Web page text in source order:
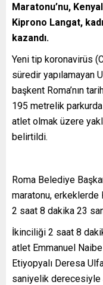
Maratonu’nu,
Kiprono Langat,
kazandı.
Yeni tip koronavirüs
süredir yapılamayan
başkent Roma’nın
195 metrelik
atlet olmak üzere
belirtildi.
Roma Belediye
maratonu, erkeklerde
2 saat 8 dakika 23
İkinciliği 2 saat 8
atlet Emmanuel
Etiyopyalı Deresa
saniyelik derecesiyle